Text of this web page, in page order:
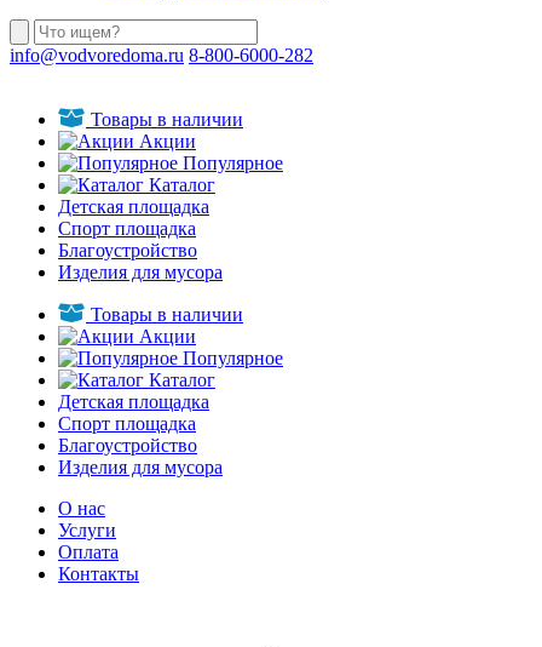
info@vodvoredoma.ru 8-800-6000-282
Товары в наличии
Акции
Популярное
Каталог
Детская площадка
Спорт площадка
Благоустройство
Изделия для мусора
Товары в наличии
Акции
Популярное
Каталог
Детская площадка
Спорт площадка
Благоустройство
Изделия для мусора
О нас
Услуги
Оплата
Контакты